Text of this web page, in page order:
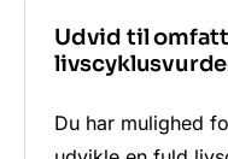
Udvid til
Du har mulighed